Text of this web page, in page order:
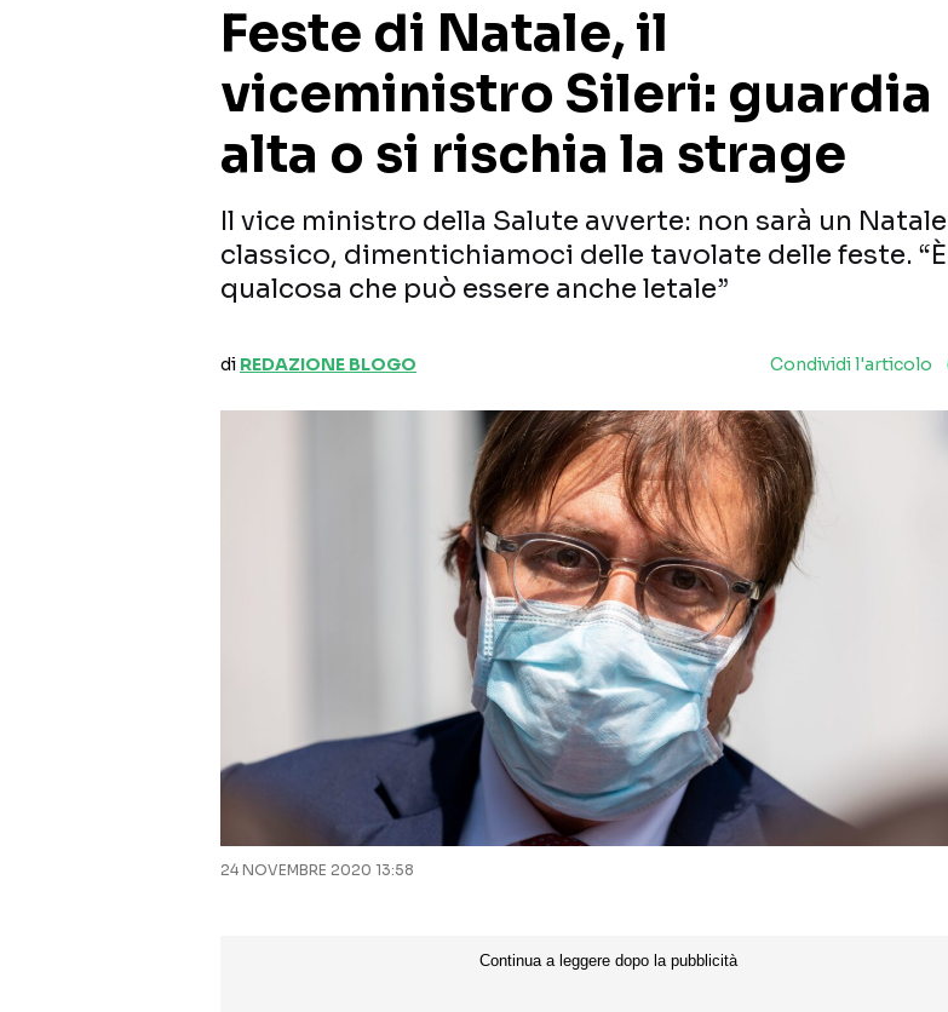
Feste di Natale, il
viceministro Sileri: guardia
alta o si rischia la strage
Il vice ministro della Salute avverte: non sarà un Natale
classico, dimentichiamoci delle tavolate delle feste. “È
qualcosa che può essere anche letale”
di REDAZIONE BLOGO Condividi l'articolo
24 NOVEMBRE 2020 13:58